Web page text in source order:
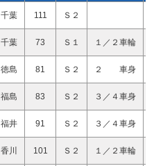
千葉 111 Ｓ２
千葉 73 Ｓ１ １／２車輪
徳島 81 Ｓ２ ２ 車身
福島 83 Ｓ２ ３／４車身
福井 91 Ｓ２ ３／４車身
香川 101 Ｓ２ １／２車輪